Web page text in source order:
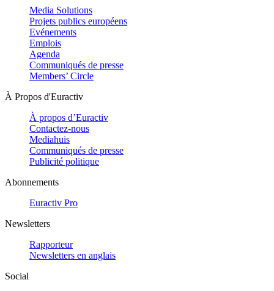
Media Solutions
Projets publics européens
Evénements
Emplois
Agenda
Communiqués de presse
Members’ Circle
À Propos d'Euractiv
À propos d’Euractiv
Contactez-nous
Mediahuis
Communiqués de presse
Publicité politique
Abonnements
Euractiv Pro
Newsletters
Rapporteur
Newsletters en anglais
Social